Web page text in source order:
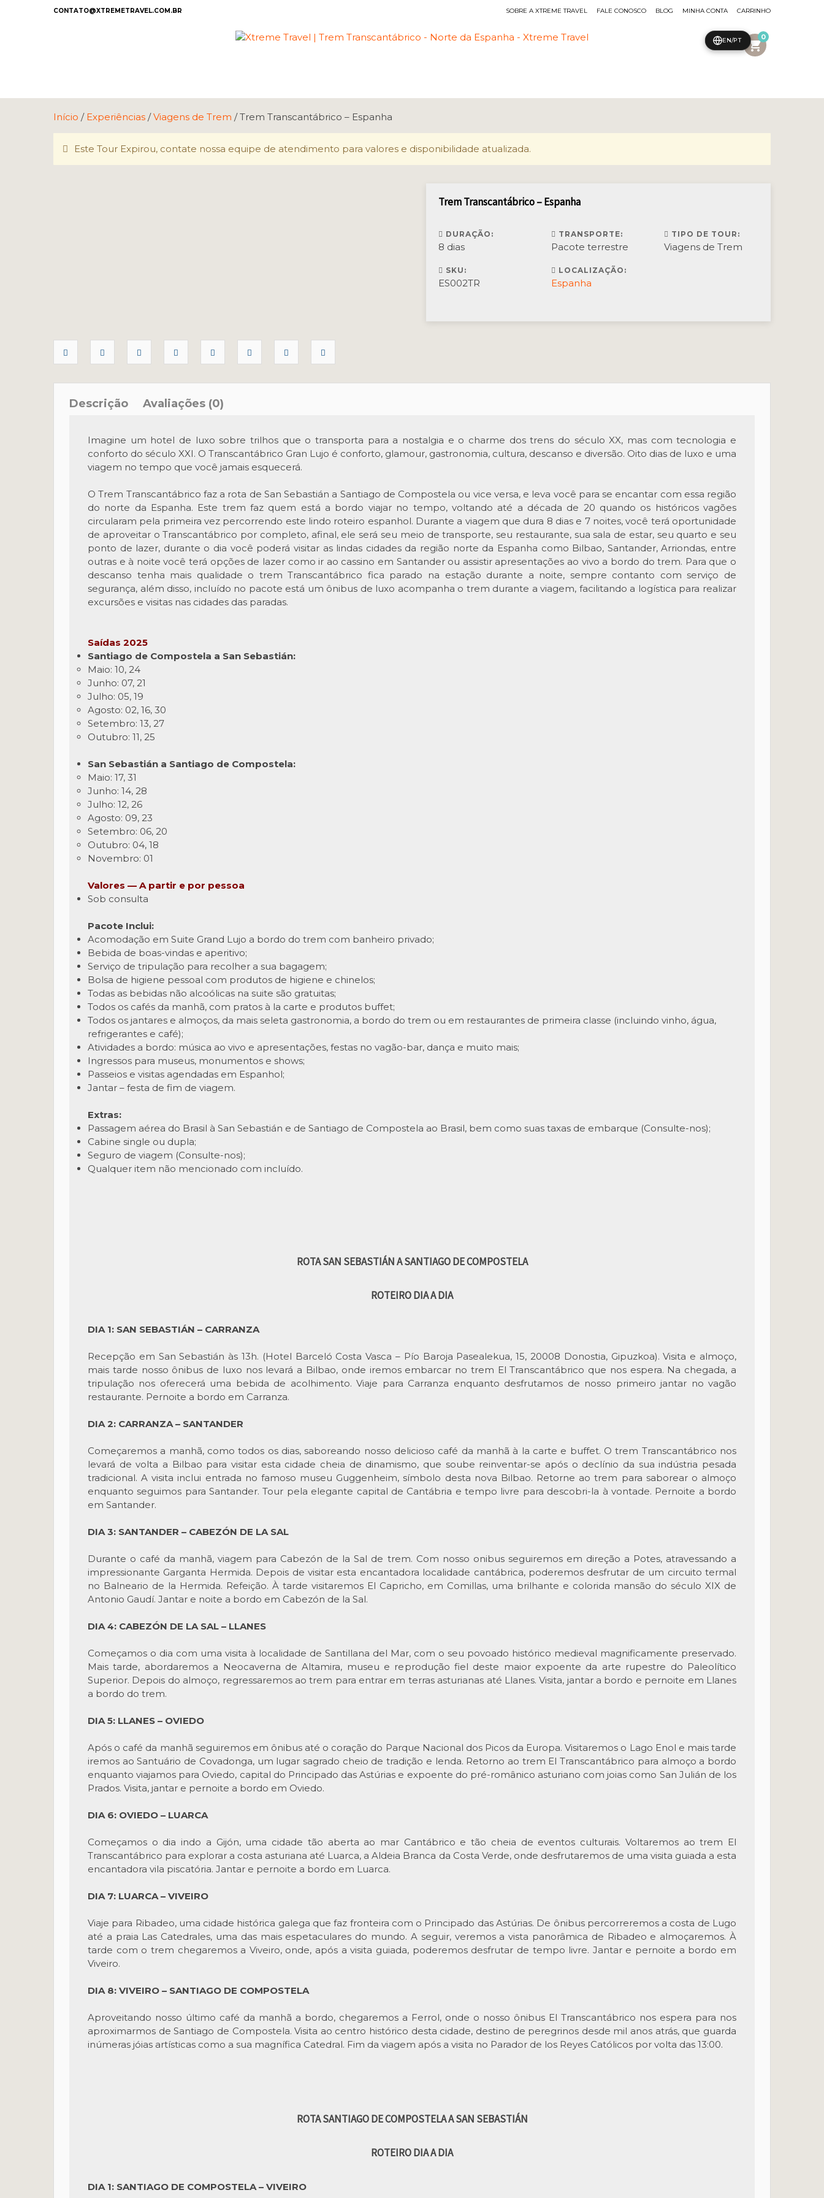
CONTATO@XTREMETRAVEL.COM.BR SOBRE A XTREME TRAVEL FALE CONOSCO BLOG MINHA CONTA CARRINHO
shopping_cart
0
Início / Experiências /Viagens de Trem / Trem Transcantábrico – Espanha
Este Tour Expirou, contate nossa equipe de atendimento para valores e disponibilidade atualizada.
Trem Transcantábrico – Espanha
DURAÇÃO:
8 dias
TRANSPORTE:
Pacote terrestre
TIPO DE TOUR:
Viagens de Trem
SKU:
ES002TR
LOCALIZAÇÃO:
Espanha
Descrição Avaliações (0)
Imagine um hotel de luxo sobre trilhos que o transporta para a nostalgia e o charme dos trens do século XX, mas com tecnologia e
conforto do século XXI. O Transcantábrico Gran Lujo é conforto, glamour, gastronomia, cultura, descanso e diversão. Oito dias de luxo e uma
viagem no tempo que você jamais esquecerá.
O Trem Transcantábrico faz a rota de San Sebastián a Santiago de Compostela ou vice versa, e leva você para se encantar com essa região
do norte da Espanha. Este trem faz quem está a bordo viajar no tempo, voltando até a década de 20 quando os históricos vagões
circularam pela primeira vez percorrendo este lindo roteiro espanhol. Durante a viagem que dura 8 dias e 7 noites, você terá oportunidade
de aproveitar o Transcantábrico por completo, afinal, ele será seu meio de transporte, seu restaurante, sua sala de estar, seu quarto e seu
ponto de lazer, durante o dia você poderá visitar as lindas cidades da região norte da Espanha como Bilbao, Santander, Arriondas, entre
outras e à noite você terá opções de lazer como ir ao cassino em Santander ou assistir apresentações ao vivo a bordo do trem. Para que o
descanso tenha mais qualidade o trem Transcantábrico fica parado na estação durante a noite, sempre contanto com serviço de
segurança, além disso, incluído no pacote está um ônibus de luxo acompanha o trem durante a viagem, facilitando a logística para realizar
excursões e visitas nas cidades das paradas.
Saídas 2025
Santiago de Compostela a San Sebastián:
Maio: 10, 24
Junho: 07, 21
Julho: 05, 19
Agosto: 02, 16, 30
Setembro: 13, 27
Outubro: 11, 25
San Sebastián a Santiago de Compostela:
Maio: 17, 31
Junho: 14, 28
Julho: 12, 26
Agosto: 09, 23
Setembro: 06, 20
Outubro: 04, 18
Novembro: 01
Valores — A partir e por pessoa
Sob consulta
Pacote Inclui:
Acomodação em Suite Grand Lujo a bordo do trem com banheiro privado;
Bebida de boas-vindas e aperitivo;
Serviço de tripulação para recolher a sua bagagem;
Bolsa de higiene pessoal com produtos de higiene e chinelos;
Todas as bebidas não alcoólicas na suite são gratuitas;
Todos os cafés da manhã, com pratos à la carte e produtos buffet;
Todos os jantares e almoços, da mais seleta gastronomia, a bordo do trem ou em restaurantes de primeira classe (incluindo vinho, água,
refrigerantes e café);
Atividades a bordo: música ao vivo e apresentações, festas no vagão-bar, dança e muito mais;
Ingressos para museus, monumentos e shows;
Passeios e visitas agendadas em Espanhol;
Jantar – festa de fim de viagem.
Extras:
Passagem aérea do Brasil à San Sebastián e de Santiago de Compostela ao Brasil, bem como suas taxas de embarque (Consulte-nos);
Cabine single ou dupla;
Seguro de viagem (Consulte-nos);
Qualquer item não mencionado com incluído.
ROTA SAN SEBASTIÁN A SANTIAGO DE COMPOSTELA
ROTEIRO DIA A DIA
DIA 1: SAN SEBASTIÁN – CARRANZA
Recepção em San Sebastián às 13h. (Hotel Barceló Costa Vasca – Pío Baroja Pasealekua, 15, 20008 Donostia, Gipuzkoa). Visita e almoço,
mais tarde nosso ônibus de luxo nos levará a Bilbao, onde iremos embarcar no trem El Transcantábrico que nos espera. Na chegada, a
tripulação nos oferecerá uma bebida de acolhimento. Viaje para Carranza enquanto desfrutamos de nosso primeiro jantar no vagão
restaurante. Pernoite a bordo em Carranza.
DIA 2: CARRANZA – SANTANDER
Começaremos a manhã, como todos os dias, saboreando nosso delicioso café da manhã à la carte e buffet. O trem Transcantábrico nos
levará de volta a Bilbao para visitar esta cidade cheia de dinamismo, que soube reinventar-se após o declínio da sua indústria pesada
tradicional. A visita inclui entrada no famoso museu Guggenheim, símbolo desta nova Bilbao. Retorne ao trem para saborear o almoço
enquanto seguimos para Santander. Tour pela elegante capital de Cantábria e tempo livre para descobri-la à vontade. Pernoite a bordo
em Santander.
DIA 3: SANTANDER – CABEZÓN DE LA SAL
Durante o café da manhã, viagem para Cabezón de la Sal de trem. Com nosso onibus seguiremos em direção a Potes, atravessando a
impressionante Garganta Hermida. Depois de visitar esta encantadora localidade cantábrica, poderemos desfrutar de um circuito termal
no Balneario de la Hermida. Refeição. À tarde visitaremos El Capricho, em Comillas, uma brilhante e colorida mansão do século XIX de
Antonio Gaudí. Jantar e noite a bordo em Cabezón de la Sal.
DIA 4: CABEZÓN DE LA SAL – LLANES
Começamos o dia com uma visita à localidade de Santillana del Mar, com o seu povoado histórico medieval magnificamente preservado.
Mais tarde, abordaremos a Neocaverna de Altamira, museu e reprodução fiel deste maior expoente da arte rupestre do Paleolítico
Superior. Depois do almoço, regressaremos ao trem para entrar em terras asturianas até Llanes. Visita, jantar a bordo e pernoite em Llanes
a bordo do trem.
DIA 5: LLANES – OVIEDO
Após o café da manhã seguiremos em ônibus até o coração do Parque Nacional dos Picos da Europa. Visitaremos o Lago Enol e mais tarde
iremos ao Santuário de Covadonga, um lugar sagrado cheio de tradição e lenda. Retorno ao trem El Transcantábrico para almoço a bordo
enquanto viajamos para Oviedo, capital do Principado das Astúrias e expoente do pré-românico asturiano com joias como San Julián de los
Prados. Visita, jantar e pernoite a bordo em Oviedo.
DIA 6: OVIEDO – LUARCA
Começamos o dia indo a Gijón, uma cidade tão aberta ao mar Cantábrico e tão cheia de eventos culturais. Voltaremos ao trem El
Transcantábrico para explorar a costa asturiana até Luarca, a Aldeia Branca da Costa Verde, onde desfrutaremos de uma visita guiada a esta
encantadora vila piscatória. Jantar e pernoite a bordo em Luarca.
DIA 7: LUARCA – VIVEIRO
Viaje para Ribadeo, uma cidade histórica galega que faz fronteira com o Principado das Astúrias. De ônibus percorreremos a costa de Lugo
até a praia Las Catedrales, uma das mais espetaculares do mundo. A seguir, veremos a vista panorâmica de Ribadeo e almoçaremos. À
tarde com o trem chegaremos a Viveiro, onde, após a visita guiada, poderemos desfrutar de tempo livre. Jantar e pernoite a bordo em
Viveiro.
DIA 8: VIVEIRO – SANTIAGO DE COMPOSTELA
Aproveitando nosso último café da manhã a bordo, chegaremos a Ferrol, onde o nosso ônibus El Transcantábrico nos espera para nos
aproximarmos de Santiago de Compostela. Visita ao centro histórico desta cidade, destino de peregrinos desde mil anos atrás, que guarda
inúmeras jóias artísticas como a sua magnífica Catedral. Fim da viagem após a visita no Parador de los Reyes Católicos por volta das 13:00.
ROTA SANTIAGO DE COMPOSTELA A SAN SEBASTIÁN
ROTEIRO DIA A DIA
DIA 1: SANTIAGO DE COMPOSTELA – VIVEIRO
EN/PT